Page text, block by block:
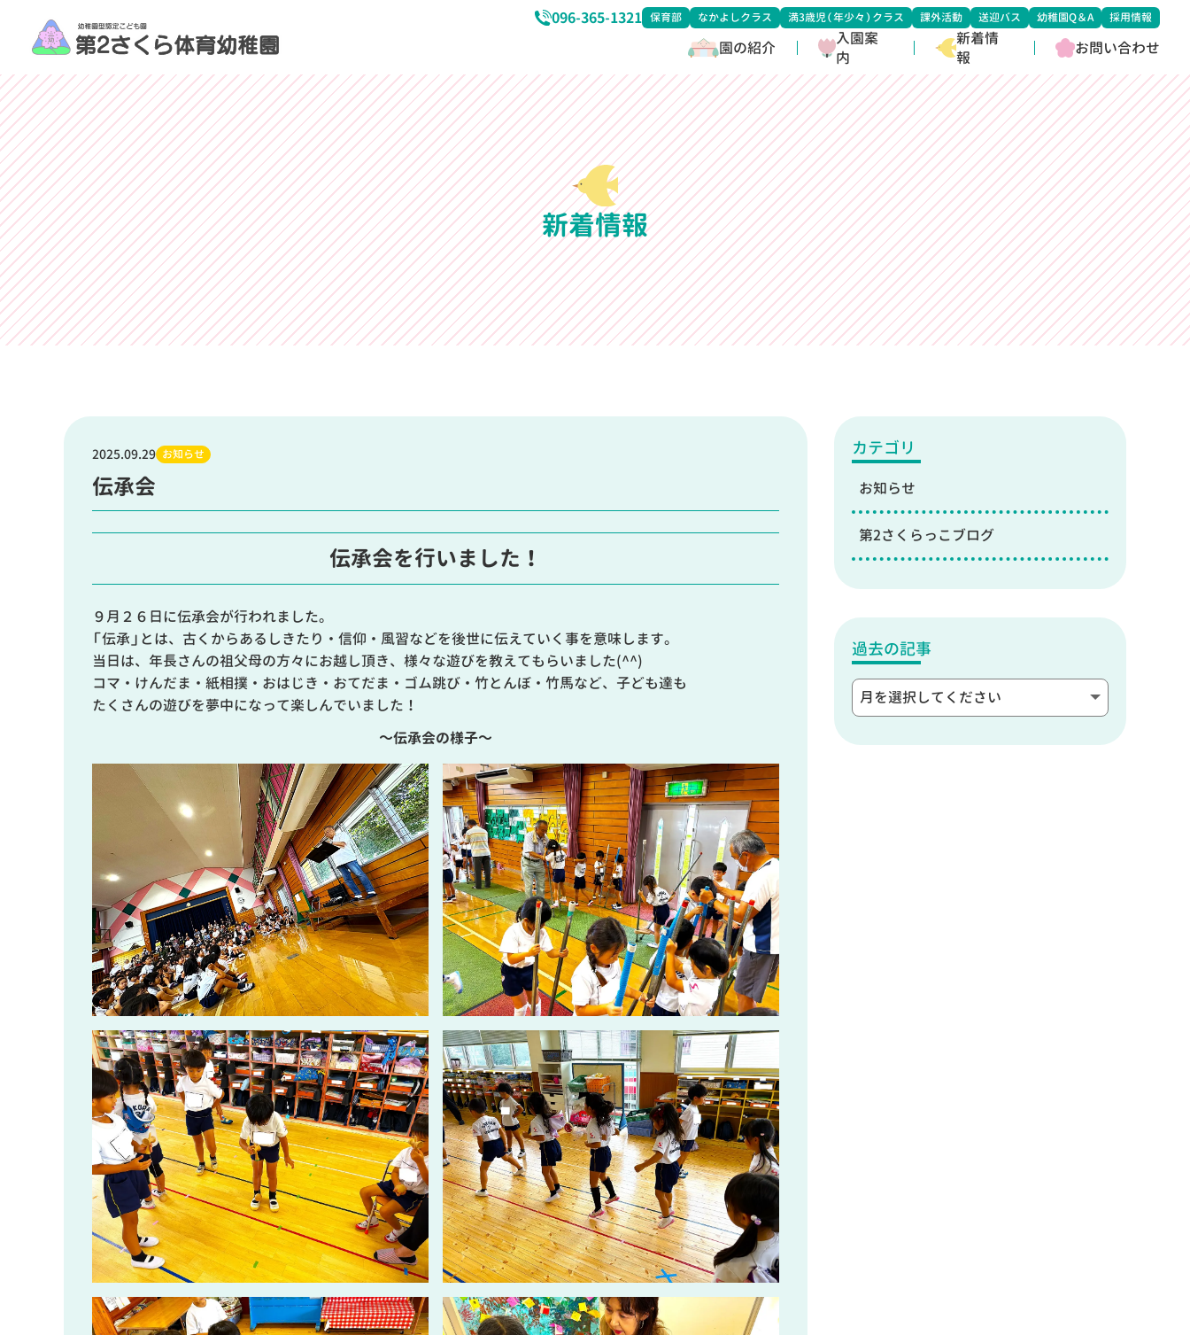
096-365-1321 保育部 なかよしクラス 満3歳児（年少々）クラス 課外活動 送迎バス 幼稚園Q＆A 採用情報
園の紹介
入園案
内
新着情
報
お問い合わせ
新着情報
2025.09.29 お知らせ
伝承会
伝承会を行いました！
９月２６日に伝承会が行われました。
「伝承」とは、古くからあるしきたり・信仰・風習などを後世に伝えていく事を意味します。
当日は、年長さんの祖父母の方々にお越し頂き、様々な遊びを教えてもらいました(^^)
コマ・けんだま・紙相撲・おはじき・おてだま・ゴム跳び・竹とんぼ・竹馬など、子ども達も
たくさんの遊びを夢中になって楽しんでいました！
～伝承会の様子～
カテゴリ
お知らせ
第2さくらっこブログ
過去の記事